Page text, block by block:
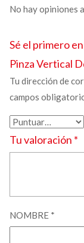
No hay opiniones
Sé el primero
PinzaVertical
Tu dirección de
campos
Tu valoración *
NOMBRE *